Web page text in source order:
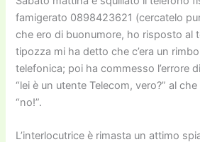
famigerato 0898423621 (cercatelo
che ero di buonumore, ho risposto al
tipozza mi ha detto che c’era un
telefonica; poi ha commesso l’errore
“lei è un utente Telecom, vero?” al
“no!”.
L’interlocutrice è rimasta un attimo